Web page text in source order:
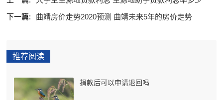
下一篇:
曲靖房价走势2020预测 曲靖未来5年的房价走势
推荐阅读
捐款后可以申请退回吗